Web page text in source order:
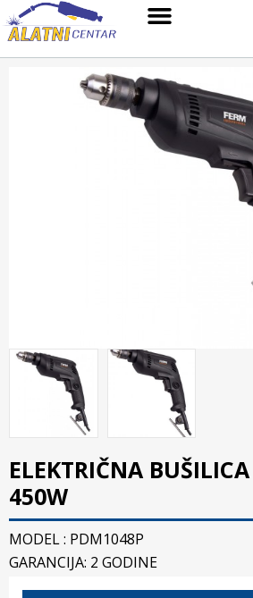
ELEKTRIČNA
450W
MODEL : PDM1048P
GARANCIJA: 2 GODINE